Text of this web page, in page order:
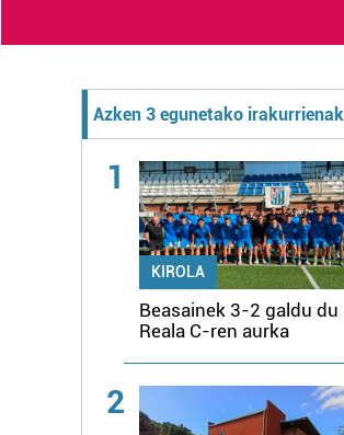
Azken 3 egunetako irakurrienak
1
KIROLA
Beasainek 3-2 galdu du
Reala C-ren aurka
2